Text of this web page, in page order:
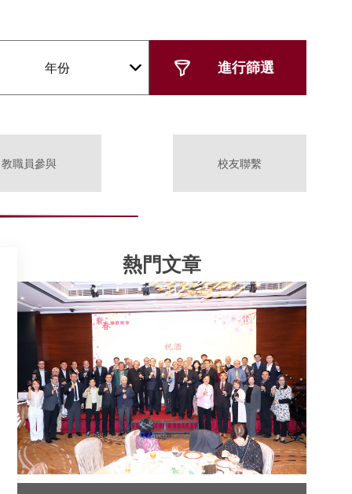
年份
教職員參與 校友聯繫
熱門文章